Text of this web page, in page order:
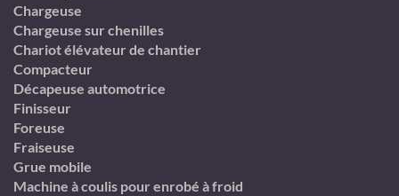
Chargeuse
Chargeuse sur chenilles
Chariot élévateur de chantier
Compacteur
Décapeuse automotrice
Finisseur
Foreuse
Fraiseuse
Grue mobile
Machine à coulis pour enrobé à froid